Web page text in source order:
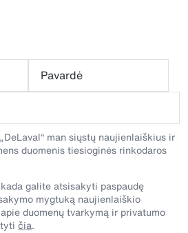
Pavardė
man siųstų naujienlaiškius ir
duomenis tiesioginės rinkodaros
galite atsisakyti paspaudę
mygtuką naujienlaiškio
duomenų tvarkymą ir privatumo
čia.